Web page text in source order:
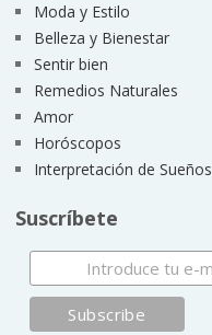
Moda y Estilo
Belleza y Bienestar
Sentir bien
Remedios Naturales
Amor
Horóscopos
Interpretación de Sueños
Suscríbete